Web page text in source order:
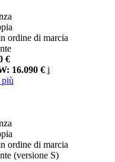
ordine di marcia
€
16.090 € i
ordine di marcia
(versione S)